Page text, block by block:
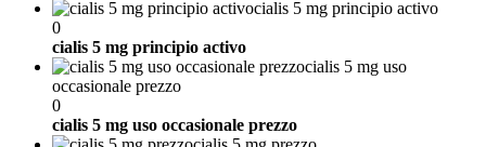
cialis 5 mg principio activo
0
cialis 5 mg principio activo
cialis 5 mg uso
occasionale prezzo
0
cialis 5 mg uso occasionale prezzo